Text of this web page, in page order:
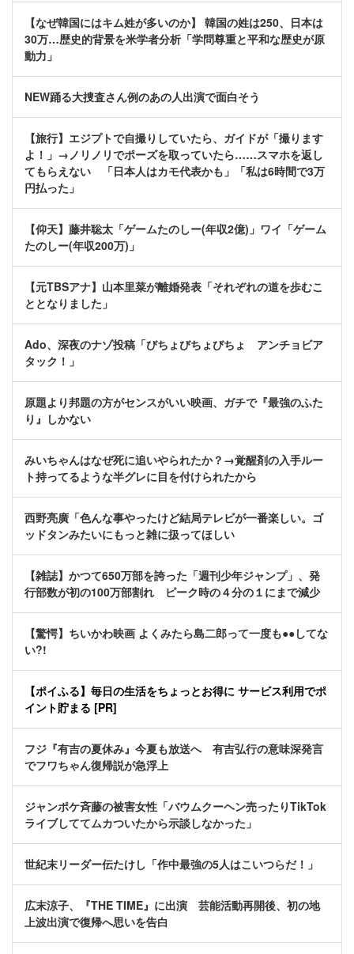
【なぜ韓国にはキム姓が多いのか】 韓国の姓は250、日本は
30万…歴史的背景を米学者分析「学問尊重と平和な歴史が原
動力」
NEW踊る大捜査さん例のあの人出演で面白そう
【旅行】エジプトで自撮りしていたら、ガイドが「撮ります
よ！」→ノリノリでポーズを取っていたら……スマホを返し
てもらえない 「日本人はカモ代表かも」「私は6時間で3万
円払った」
【仰天】藤井聡太「ゲームたのしー(年収2億)」ワイ「ゲーム
たのしー(年収200万)」
【元TBSアナ】山本里菜が離婚発表「それぞれの道を歩むこ
ととなりました」
Ado、深夜のナゾ投稿「びちょびちょびちょ アンチョビア
タック！」
原題より邦題の方がセンスがいい映画、ガチで『最強のふた
り』しかない
みいちゃんはなぜ死に追いやられたか？→覚醒剤の入手ルー
ト持ってるような半グレに目を付けられたから
西野亮廣「色んな事やったけど結局テレビが一番楽しい。ゴ
ッドタンみたいにもっと雑に扱ってほしい
【雑誌】かつて650万部を誇った「週刊少年ジャンプ」、発
行部数が初の100万部割れ ピーク時の４分の１にまで減少
【驚愕】ちいかわ映画 よくみたら島二郎って一度も●●してな
い?!
【ポイふる】毎日の生活をちょっとお得に サービス利用でポ
イント貯まる [PR]
フジ『有吉の夏休み』今夏も放送へ 有吉弘行の意味深発言
でフワちゃん復帰説が急浮上
ジャンポケ斉藤の被害女性「バウムクーヘン売ったりTikTok
ライブしててムカついたから示談しなかった」
世紀末リーダー伝たけし「作中最強の5人はこいつらだ！」
広末涼子、『THE TIME』に出演 芸能活動再開後、初の地
上波出演で復帰へ思いを告白